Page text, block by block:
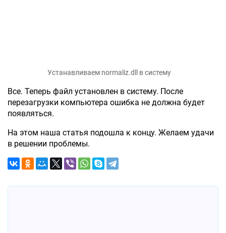
Устанавливаем normaliz.dll в систему
Все. Теперь файл установлен в систему. После
перезагрузки компьютера ошибка не должна будет
появляться.
На этом наша статья подошла к концу. Желаем удачи
в решении проблемы.